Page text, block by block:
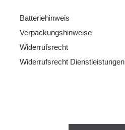
Batteriehinweis
Verpackungshinweise
Widerrufsrecht
Widerrufsrecht Dienstleistungen